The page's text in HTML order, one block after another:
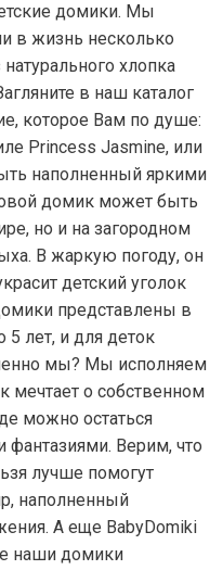
домики. Мы
в жизнь несколько
хлопка
в наш каталог
которое Вам по душе:
Princess Jasmine, или
наполненный яркими
домик может быть
но и на загородном
В жаркую погоду, он
детский уголок
представлены в
лет, и для деток
мы? Мы исполняем
о собственном
можно остаться
Верим, что
лучше помогут
наполненный
А еще BabyDomiki
наши домики